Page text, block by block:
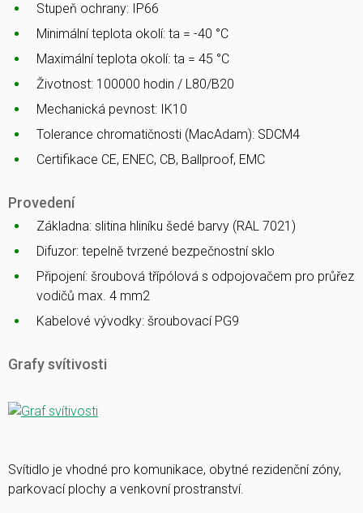
Stupeň ochrany: IP66
Minimální teplota okolí: ta = -40 °C
Maximální teplota okolí: ta = 45 °C
Životnost: 100000 hodin / L80/B20
Mechanická pevnost: IK10
Tolerance chromatičnosti (MacAdam): SDCM4
Certifikace CE, ENEC, CB, Ballproof, EMC
Provedení
Základna: slitina hliníku šedé barvy (RAL 7021)
Difuzor: tepelně tvrzené bezpečnostní sklo
Připojení: šroubová třípólová s odpojovačem pro průřez
vodičů max. 4 mm2
Kabelové vývodky: šroubovací PG9
Grafy svítivosti
Svítidlo je vhodné pro komunikace, obytné rezidenční zóny,
parkovací plochy a venkovní prostranství.